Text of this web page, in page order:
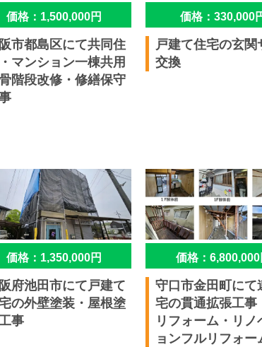
価格：1,500,000円
市都島区にて共同住
マンション一棟共用
階段改修・修繕保守
価格：330,000
戸建て住宅の玄関
交換
価格：1,350,000円
府池田市にて戸建て
の外壁塗装・屋根塗
事
価格：6,800,000
守口市金田町にて
宅の貫通拡張工事
リフォーム・リノ
ョンフルリフォー